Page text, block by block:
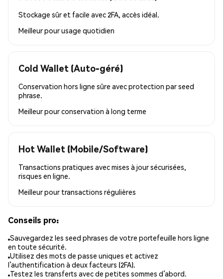
Stockage sûr et facile avec 2FA, accès idéal.
Meilleur pourusage quotidien
Cold Wallet (Auto-géré)
Conservation hors ligne sûre avec protection par seed
phrase.
Meilleur pourconservation à long terme
Hot Wallet (Mobile/Software)
Transactions pratiques avec mises à jour sécurisées,
risques en ligne.
Meilleur pour transactions régulières
Conseils pro:
Sauvegardez les seed phrases de votre portefeuille hors ligne
en toute sécurité.
Utilisez des mots de passe uniques et activez
l’authentification à deux facteurs (2FA).
Testez les transferts avec de petites sommes d’abord.